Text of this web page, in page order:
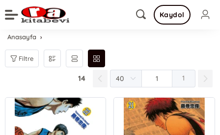
Kaydol
Anasayfa
Filtre
14 1